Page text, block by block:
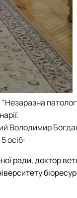
Володимир
осіб:
ради, доктор